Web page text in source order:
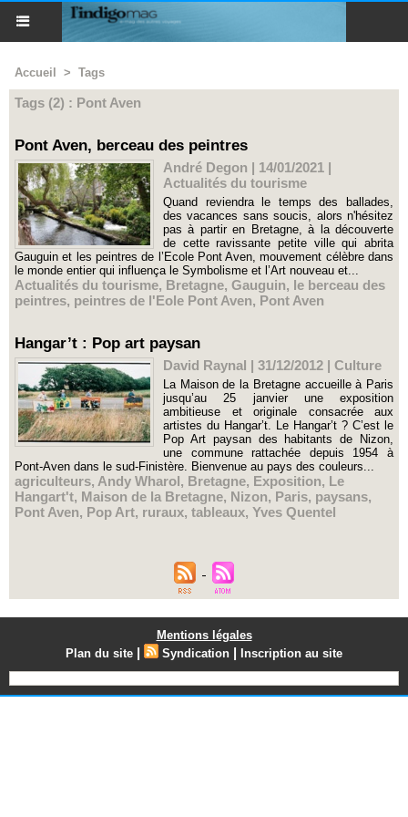
Accueil > Tags
Tags (2) : Pont Aven
Pont Aven, berceau des peintres
André Degon | 14/01/2021 |
Actualités du tourisme
Quand reviendra le temps des ballades,
des vacances sans soucis, alors n'hésitez
pas à partir en Bretagne, à la découverte
de cette ravissante petite ville qui abrita
Gauguin et les peintres de l’Ecole Pont Aven, mouvement célèbre dans
le monde entier qui influença le Symbolisme et l’Art nouveau et...
Actualités du tourisme, Bretagne, Gauguin, le berceau des
peintres, peintres de l'Eole Pont Aven, Pont Aven
Hangar’t : Pop art paysan
David Raynal | 31/12/2012 | Culture
La Maison de la Bretagne accueille à Paris
jusqu’au 25 janvier une exposition
ambitieuse et originale consacrée aux
artistes du Hangar’t. Le Hangar’t ? C’est le
Pop Art paysan des habitants de Nizon,
une commune rattachée depuis 1954 à
Pont-Aven dans le sud-Finistère. Bienvenue au pays des couleurs...
agriculteurs, Andy Wharol, Bretagne, Exposition, Le
Hangart't, Maison de la Bretagne, Nizon, Paris, paysans,
Pont Aven, Pop Art, ruraux, tableaux, Yves Quentel
Mentions légales
Plan du site | Syndication | Inscription au site